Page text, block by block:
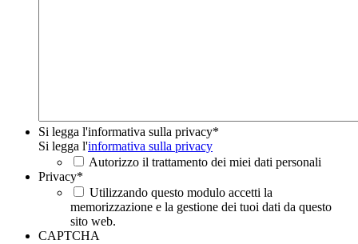
Si legga l'informativa sulla privacy*
Si legga l'informativa sulla privacy
Autorizzo il trattamento dei miei dati personali
Privacy*
Utilizzando questo modulo accetti la
memorizzazione e la gestione dei tuoi dati da questo
sito web.
CAPTCHA